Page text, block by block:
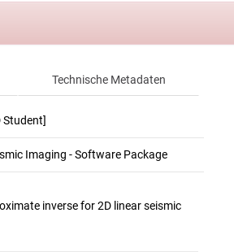
Technische Metadaten
Student]
Imaging - Software Package
inverse for 2D linear seismic